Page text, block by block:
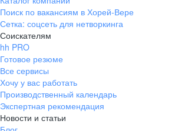
Поиск по вакансиям в Хорей-Вере
Сетка: соцсеть для нетворкинга
Соискателям
hh PRO
Готовое резюме
Все сервисы
Хочу у вас работать
Производственный календарь
Экспертная рекомендация
Новости и статьи